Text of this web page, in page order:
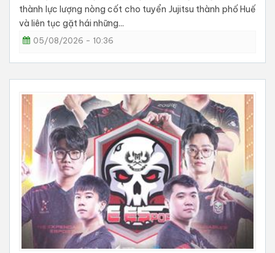
thành lực lượng nòng cốt cho tuyển Jujitsu thành phố Huế
và liên tục gặt hái những...
05/08/2026 - 10:36